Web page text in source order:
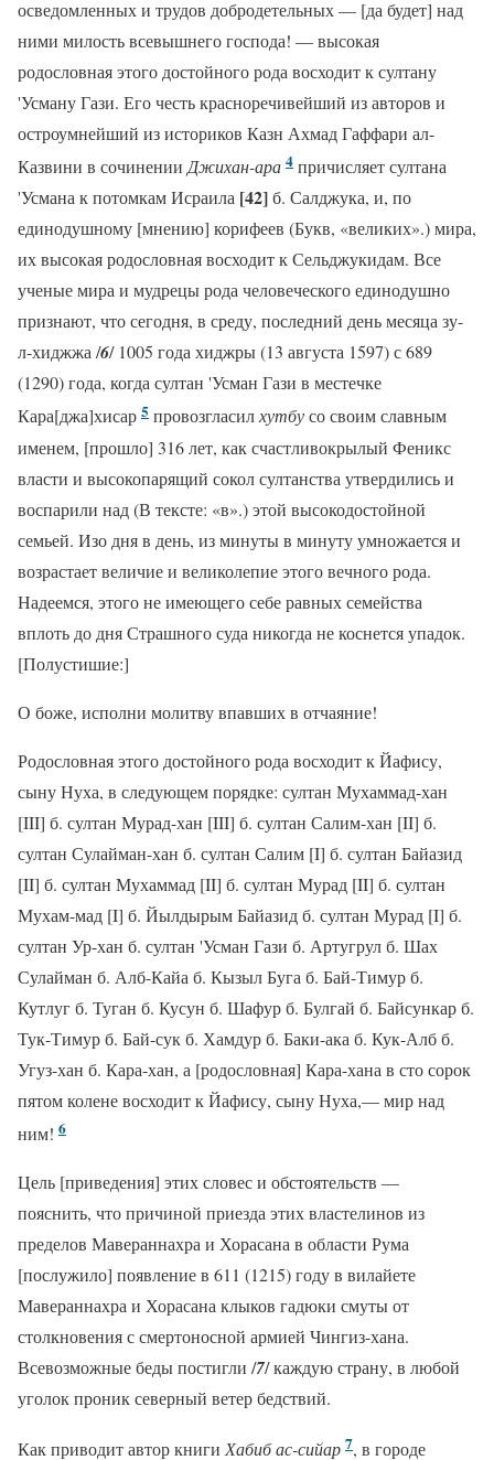
осведомленных и трудов добродетельных — [да будет] над
ними милость всевышнего господа! — высокая
родословная этого достойного рода восходит к султану
'Усману Гази. Его честь красноречивейший из авторов и
остроумнейший из историков Казн Ахмад Гаффари ал-
Казвини в сочиненииДжихан-ара 4 причисляет султана
'Усмана к потомкам Исраила [42]б. Салджука, и, по
единодушному [мнению] корифеев (Букв, «великих».) мира,
их высокая родословная восходит к Сельджукидам. Все
ученые мира и мудрецы рода человеческого единодушно
признают, что сегодня, в среду, последний день месяца зу-
л-хиджжа /6/ 1005 года хиджры (13 августа 1597) с 689
(1290) года, когда султан 'Усман Гази в местечке
Кара[джа]хисар 5 провозгласилхутбусо своим славным
именем, [прошло] 316 лет, как счастливокрылый Феникс
власти и высокопарящий сокол султанства утвердились и
воспарили над (В тексте: «в».) этой высокодостойной
семьей. Изо дня в день, из минуты в минуту умножается и
возрастает величие и великолепие этого вечного рода.
Надеемся, этого не имеющего себе равных семейства
вплоть до дня Страшного суда никогда не коснется упадок.
[Полустишие:]
О боже, исполни молитву впавших в отчаяние!
Родословная этого достойного рода восходит к Йафису,
сыну Нуха, в следующем порядке: султан Мухаммад-хан
[III] б. султан Мурад-хан [III] б. султан Салим-хан [II] б.
султан Сулайман-хан б. султан Салим [I] б. султан Байазид
[II] б. султан Мухаммад [II] б. султан Мурад [II] б. султан
Мухам-мад [I] б. Йылдырым Байазид б. султан Мурад [I] б.
султан Ур-хан б. султан 'Усман Гази б. Артугрул б. Шах
Сулайман б. Алб-Кайа б. Кызыл Буга б. Бай-Тимур б.
Кутлуг б. Туган б. Кусун б. Шафур б. Булгай б. Байсункар б.
Тук-Тимур б. Бай-сук б. Хамдур б. Баки-ака б. Кук-Алб б.
Угуз-хан б. Кара-хан, а [родословная] Кара-хана в сто сорок
пятом колене восходит к Йафису, сыну Нуха,— мир над
ним! 6
Цель [приведения] этих словес и обстоятельств —
пояснить, что причиной приезда этих властелинов из
пределов Мавераннахра и Хорасана в области Рума
[послужило] появление в 611 (1215) году в вилайете
Мавераннахра и Хорасана клыков гадюки смуты от
столкновения с смертоносной армией Чингиз-хана.
Всевозможные беды постигли /7/ каждую страну, в любой
уголок проник северный ветер бедствий.
Как приводит автор книгиХабиб ас-сийар 7, в городе